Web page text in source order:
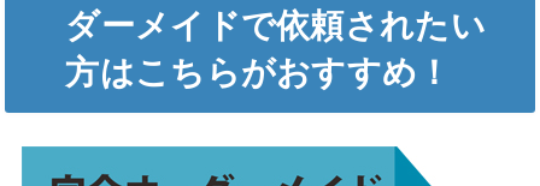
ダーメイドで依頼されたい
方はこちらがおすすめ！